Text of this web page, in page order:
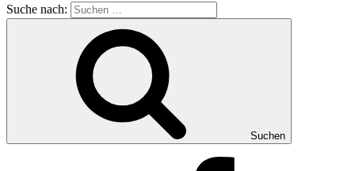
Suche nach:
Suchen